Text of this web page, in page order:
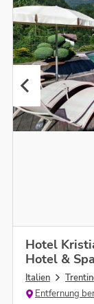
Hotel
Hotel & Spa
Italien
Entfernung